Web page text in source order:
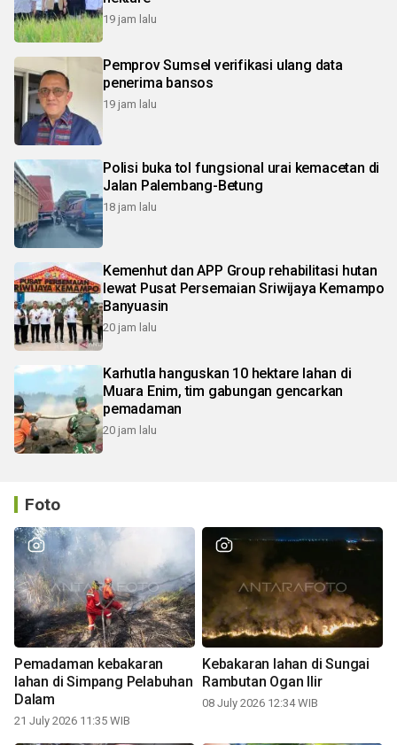
19 jam lalu
Pemprov Sumsel verifikasi ulang data
penerima bansos
19 jam lalu
Polisi buka tol fungsional urai kemacetan di
Jalan Palembang-Betung
18 jam lalu
Kemenhut dan APP Group rehabilitasi hutan
lewat Pusat Persemaian Sriwijaya Kemampo
Banyuasin
20 jam lalu
Karhutla hanguskan 10 hektare lahan di
Muara Enim, tim gabungan gencarkan
pemadaman
20 jam lalu
Foto
Pemadaman kebakaran
lahan di Simpang Pelabuhan
Dalam
21 July 2026 11:35 WIB
Kebakaran lahan di Sungai
Rambutan Ogan Ilir
08 July 2026 12:34 WIB